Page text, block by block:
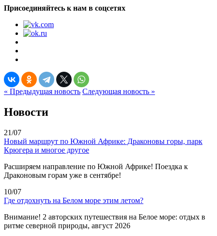
Присоединяйтесь к нам в соцсетях
« Предыдущая новость Следующая новость »
Новости
21/07
Новый маршрут по Южной Африке: Драконовы горы, парк
Крюгера и многое другое
Расширяем направление по Южной Африке! Поездка к
Драконовым горам уже в сентябре!
10/07
Где отдохнуть на Белом море этим летом?
Внимание! 2 авторских путешествия на Белое море: отдых в
ритме северной природы, август 2026